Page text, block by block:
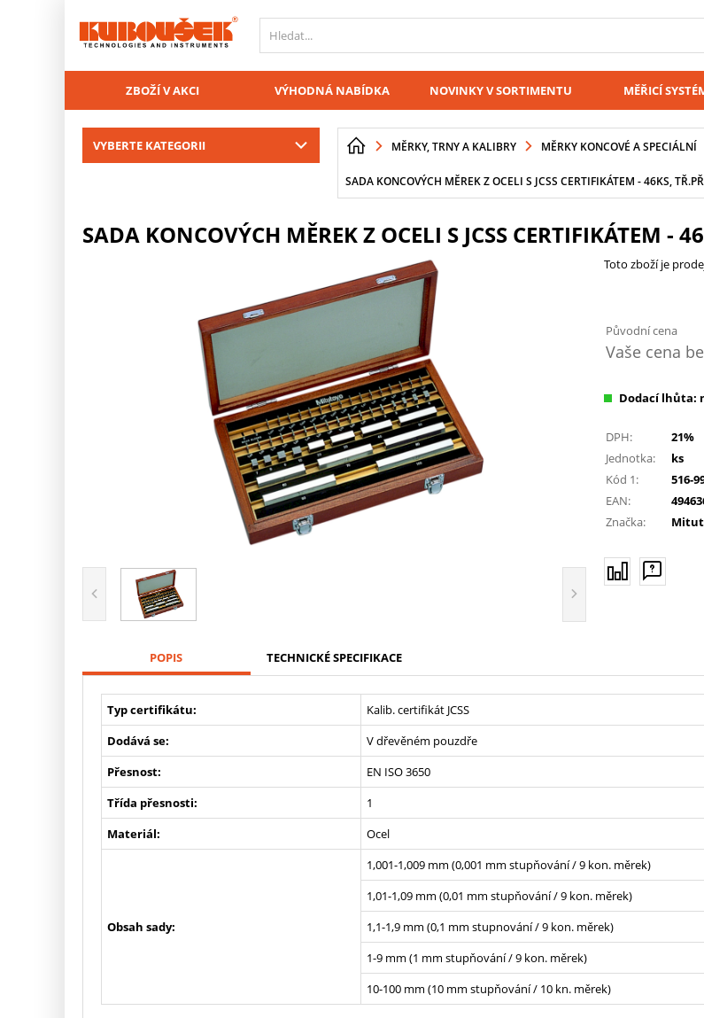
ZBOŽÍ V AKCI VÝHODNÁ NABÍDKA NOVINKY V SORTIMENTU MĚŘICÍ
VYBERTE KATEGORII MĚRKY, TRNY A KALIBRY MĚRKY KONCOVÉ A SPECIÁLNÍ
SADA KONCOVÝCH MĚREK Z OCELI S JCSS CERTIFIKÁTEM - 46KS,
SADA KONCOVÝCH MĚREK Z OCELI S JCSS CERTIFIKÁTEM -
Toto zboží je
Původní cena
Vaše cena
Dodací lhůta:
DPH:
21%
Jednotka:
ks
Kód 1:
516-
EAN:
Značka:
POPIS TECHNICKÉ SPECIFIKACE
Typ certifikátu:
Kalib. certifikát JCSS
Dodává se:
V dřevěném pouzdře
Přesnost:
EN ISO 3650
Třída přesnosti:
1
Materiál:
Ocel
Obsah sady:
1,001-1,009 mm (0,001 mm stupňování / 9 kon. měrek)
1,01-1,09 mm (0,01 mm stupňování / 9 kon. měrek)
1,1-1,9 mm (0,1 mm stupnování / 9 kon. měrek)
1-9 mm (1 mm stupňování / 9 kon. měrek)
10-100 mm (10 mm stupňování / 10 kn. měrek)